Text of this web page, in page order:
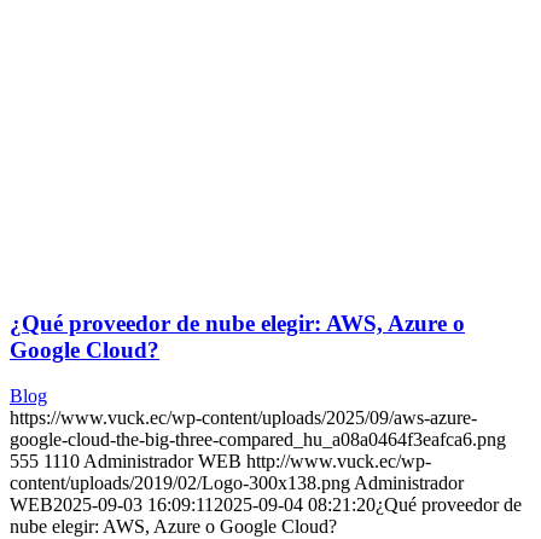
¿Qué proveedor de nube elegir: AWS, Azure o
Google Cloud?
Blog
https://www.vuck.ec/wp-content/uploads/2025/09/aws-azure-
google-cloud-the-big-three-compared_hu_a08a0464f3eafca6.png
555 1110Administrador WEB http://www.vuck.ec/wp-
content/uploads/2019/02/Logo-300x138.pngAdministrador
WEB2025-09-03 16:09:112025-09-04 08:21:20¿Qué proveedor de
nube elegir: AWS, Azure o Google Cloud?